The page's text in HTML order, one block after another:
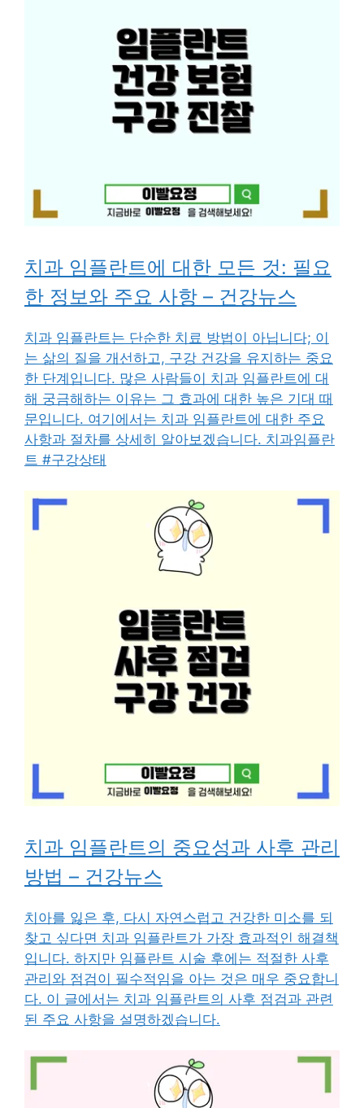
치과 임플란트에 대한 모든 것: 필요
한 정보와 주요 사항 – 건강뉴스
치과 임플란트는 단순한 치료 방법이 아닙니다; 이
는 삶의 질을 개선하고, 구강 건강을 유지하는 중요
한 단계입니다. 많은 사람들이 치과 임플란트에 대
해 궁금해하는 이유는 그 효과에 대한 높은 기대 때
문입니다. 여기에서는 치과 임플란트에 대한 주요
사항과 절차를 상세히 알아보겠습니다. 치과임플란
트 #구강상태
치과 임플란트의 중요성과 사후 관리
방법 – 건강뉴스
치아를 잃은 후, 다시 자연스럽고 건강한 미소를 되
찾고 싶다면 치과 임플란트가 가장 효과적인 해결책
입니다. 하지만 임플란트 시술 후에는 적절한 사후
관리와 점검이 필수적임을 아는 것은 매우 중요합니
다. 이 글에서는 치과 임플란트의 사후 점검과 관련
된 주요 사항을 설명하겠습니다.